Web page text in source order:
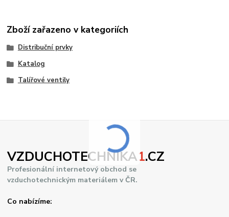
Zboží zařazeno v kategoriích
Distribuční prvky
Katalog
Talířové ventily
VZDUCHOTECHNIKA1.CZ
Profesionální internetový obchod se
vzduchotechnickým materiálem v ČR.
Co nabízíme: